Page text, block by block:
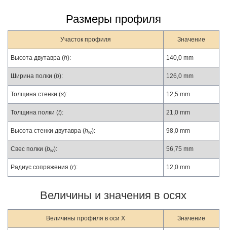
Размеры профиля
Участок профиля Значение
Высота двутавра (h): 140,0 mm
Ширина полки (b): 126,0 mm
Толщина стенки (s): 12,5 mm
Толщина полки (t): 21,0 mm
Высота стенки двутавра (hw): 98,0 mm
Свес полки (bw): 56,75 mm
Радиус сопряжения (r): 12,0 mm
Величины и значения в осях
Величины профиля в оси X Значение